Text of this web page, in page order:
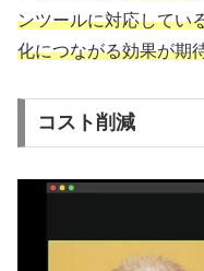
ンツールに対応してい
化につながる効果が期
コスト削減